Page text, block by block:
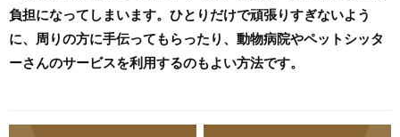
負担になってしまいます。ひとりだけで頑張りすぎないよう
に、周りの方に手伝ってもらったり、動物病院やペットシッタ
ーさんのサービスを利用するのもよい方法です。